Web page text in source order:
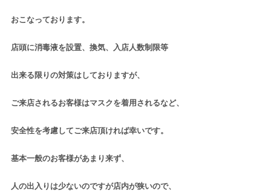
おこなっております。
店頭に消毒液を設置、換気、入店人数制限等
出来る限りの対策はしておりますが、
ご来店されるお客様はマスクを着用されるなど、
安全性を考慮してご来店頂ければ幸いです。
基本一般のお客様があまり来ず、
人の出入りは少ないのですが店内が狭いので、